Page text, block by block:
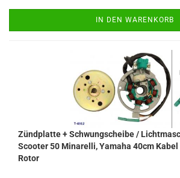
IN DEN WARENKORB
Zündplatte + Schwungscheibe /
Scooter 50 Minarelli, Yamaha 40cm
Rotor